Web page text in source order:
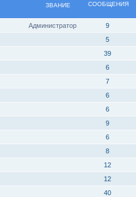
ЗВАНИЕ СООБЩЕНИЯ
Администратор 9
5
39
6
7
6
6
9
6
8
12
12
40